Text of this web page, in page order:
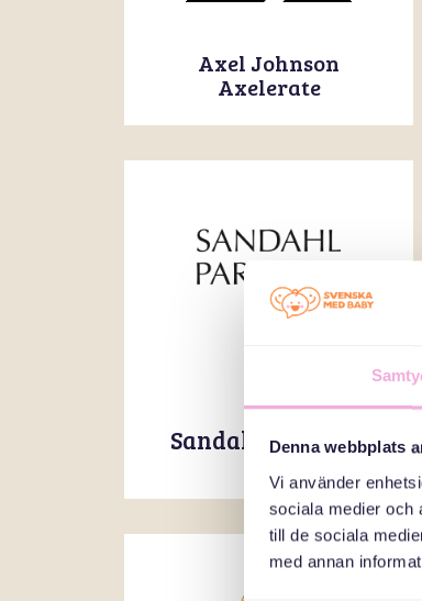
Denna webbplats
Vi använder
sociala medier och
till de sociala
med annan
Axel Johnson
Axelerate
Sandahl Partners